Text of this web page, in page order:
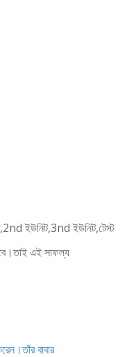
ইউনিট,3nd ইউনিট,টেস্ট
এই সাফল্য
বাবার